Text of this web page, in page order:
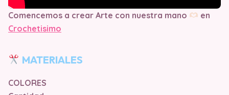
Comencemos a crear Arte con nuestra mano
en
Crochetisimo
MATERIALES
COLORES